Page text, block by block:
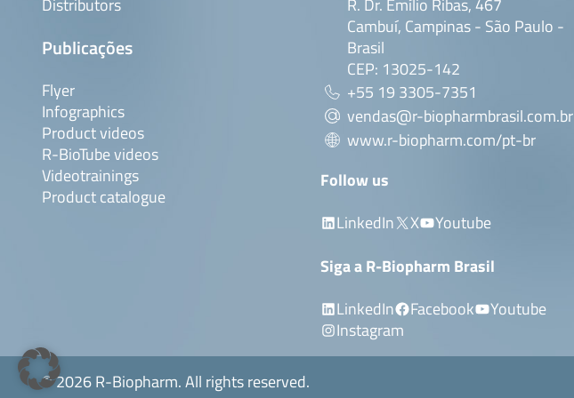
Distributors
Publicações
Flyer
Infographics
Product videos
R-BioTube videos
Videotrainings
Product catalogue
R. Dr. Emílio Ribas, 467
Cambuí, Campinas - São Paulo -
Brasil
CEP: 13025-142
+55 19 3305-7351
vendas@r-biopharmbrasil.com.br
www.r-biopharm.com/pt-br
Follow us
LinkedIn
X
Youtube
Siga a R-Biopharm Brasil
LinkedIn
Facebook
Youtube
Instagram
© 2026 R-Biopharm. All rights reserved.